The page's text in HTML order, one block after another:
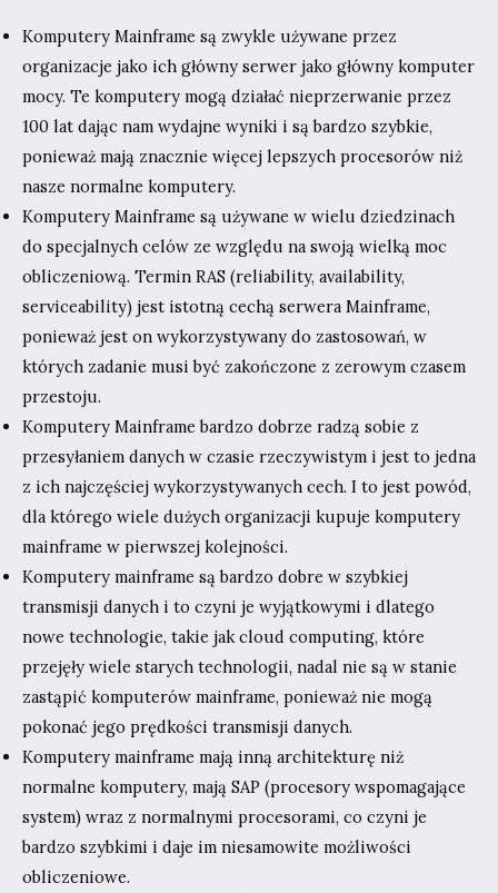
Komputery Mainframe są zwykle używane przez
organizacje jako ich główny serwer jako główny komputer
mocy. Te komputery mogą działać nieprzerwanie przez
100 lat dając nam wydajne wyniki i są bardzo szybkie,
ponieważ mają znacznie więcej lepszych procesorów niż
nasze normalne komputery.
Komputery Mainframe są używane w wielu dziedzinach
do specjalnych celów ze względu na swoją wielką moc
obliczeniową. Termin RAS (reliability, availability,
serviceability) jest istotną cechą serwera Mainframe,
ponieważ jest on wykorzystywany do zastosowań, w
których zadanie musi być zakończone z zerowym czasem
przestoju.
Komputery Mainframe bardzo dobrze radzą sobie z
przesyłaniem danych w czasie rzeczywistym i jest to jedna
z ich najczęściej wykorzystywanych cech. I to jest powód,
dla którego wiele dużych organizacji kupuje komputery
mainframe w pierwszej kolejności.
Komputery mainframe są bardzo dobre w szybkiej
transmisji danych i to czyni je wyjątkowymi i dlatego
nowe technologie, takie jak cloud computing, które
przejęły wiele starych technologii, nadal nie są w stanie
zastąpić komputerów mainframe, ponieważ nie mogą
pokonać jego prędkości transmisji danych.
Komputery mainframe mają inną architekturę niż
normalne komputery, mają SAP (procesory wspomagające
system) wraz z normalnymi procesorami, co czyni je
bardzo szybkimi i daje im niesamowite możliwości
obliczeniowe.